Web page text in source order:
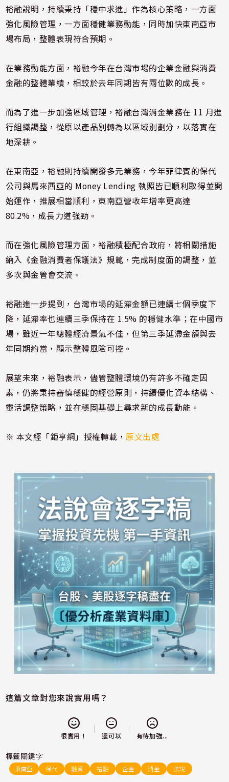
裕融說明，持續秉持「穩中求進」作為核心策略，一方面
強化風險管理，一方面穩健業務動能，同時加快東南亞市
場布局，整體表現符合預期。
在業務動能方面，裕融今年在台灣市場的企業金融與消費
金融的整體業績，相較於去年同期皆有兩位數的成長。
而為了進一步加強區域管理，裕融台灣消金業務在 11 月進
行組織調整，從原以產品別轉為以區域別劃分，以落實在
地深耕。
在東南亞，裕融則持續開發多元業務，今年菲律賓的保代
公司與馬來西亞的 Money Lending 執照皆已順利取得並開
始運作，推展相當順利，東南亞營收年增率更高達
80.2%，成長力道強勁。
而在強化風險管理方面，裕融積極配合政府，將相關措施
納入《金融消費者保護法》規範，完成制度面的調整，並
多次與金管會交流。
裕融進一步提到，台灣市場的延滯金額已連續七個季度下
降，延滯率也連續三季保持在 1.5% 的穩健水準；在中國市
場，雖近一年總體經濟景氣不佳，但第三季延滯金額與去
年同期約當，顯示整體風險可控。
展望未來，裕融表示，儘管整體環境仍有許多不確定因
素，仍將秉持審慎穩健的經營原則，持續優化資本結構、
靈活調整策略，並在穩固基礎上尋求新的成長動能。
※ 本文經「鉅亨網」授權轉載，原文出處
這篇文章對您來說實用嗎？
很實用！ 還可以 有待加強...
標籤關鍵字
東南亞 保代 融資 裕融 企金 消金 法說